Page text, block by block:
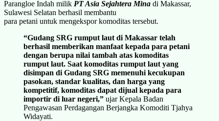
Parangloe Indah milik PT Asia Sejahtera Mina di Makassar,
Sulawesi Selatan berhasil membantu
para petani untuk mengekspor komoditas tersebut.
“Gudang SRG rumput laut di Makassar telah
berhasil memberikan manfaat kepada para petani
dengan berupa nilai tambah atas komoditas
rumput laut. Saat komoditas rumput laut yang
disimpan di Gudang SRG memenuhi kecukupan
pasokan, standar kualitas, dan harga yang
kompetitif, komoditas dapat dijual kepada para
importir di luar negeri,” ujar Kepala Badan
Pengawasan Perdagangan Berjangka Komoditi Tjahya
Widayati.